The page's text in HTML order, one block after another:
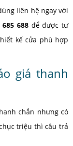
liên hệ ngay với
685 688để được tư
kế cửa phù hợp
giá thanh
chắn nhưng có
triệu thì câu trả